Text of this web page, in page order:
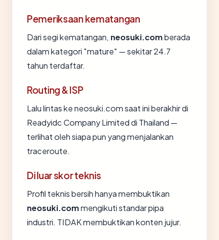
Pemeriksaan kematangan
Dari segi kematangan, neosuki.comberada
dalam kategori "mature" — sekitar 24.7
tahun terdaftar.
Routing & ISP
Lalu lintas ke neosuki.com saat ini berakhir di
Readyidc Company Limited di Thailand —
terlihat oleh siapa pun yang menjalankan
traceroute.
Di luar skor teknis
Profil teknis bersih hanya membuktikan
neosuki.commengikuti standar pipa
industri. TIDAK membuktikan konten jujur.